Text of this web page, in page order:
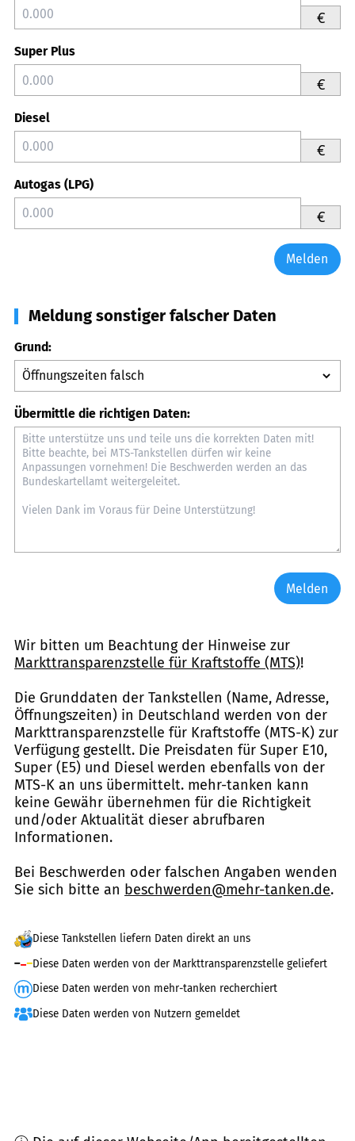
€
Super Plus
€
Diesel
€
Autogas (LPG)
€
Melden
Meldung sonstiger falscher Daten
Grund:
Übermittle die richtigen Daten:
Melden
Wir bitten um Beachtung der Hinweise zur
Markttransparenzstelle für Kraftstoffe (MTS)!
Die Grunddaten der Tankstellen (Name, Adresse,
Öffnungszeiten) in Deutschland werden von der
Markttransparenzstelle für Kraftstoffe (MTS-K) zur
Verfügung gestellt. Die Preisdaten für Super E10,
Super (E5) und Diesel werden ebenfalls von der
MTS-K an uns übermittelt. mehr-tanken kann
keine Gewähr übernehmen für die Richtigkeit
und/oder Aktualität dieser abrufbaren
Informationen.
Bei Beschwerden oder falschen Angaben wenden
Sie sich bitte an beschwerden@mehr-tanken.de.
Diese Tankstellen liefern Daten direkt an uns
Diese Daten werden von der Markttransparenzstelle geliefert
Diese Daten werden von mehr-tanken recherchiert
Diese Daten werden von Nutzern gemeldet